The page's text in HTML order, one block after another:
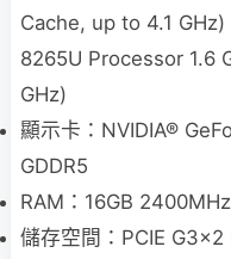
Cache, up to 4.1
8265U Processor 1.6
GHz)
顯示卡：NVIDIA®
GDDR5
RAM：16GB
儲存空間：PCIE